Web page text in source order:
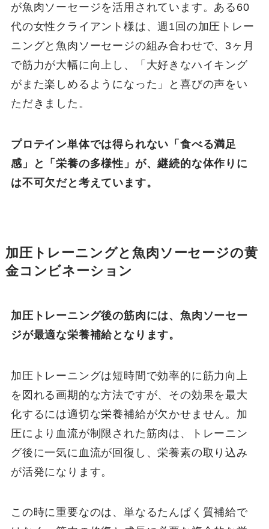
が魚肉ソーセージを活用されています。ある60
代の女性クライアント様は、週1回の加圧トレー
ニングと魚肉ソーセージの組み合わせで、3ヶ月
で筋力が大幅に向上し、「大好きなハイキング
がまた楽しめるようになった」と喜びの声をい
ただきました。
プロテイン単体では得られない「食べる満足
感」と「栄養の多様性」が、継続的な体作りに
は不可欠だと考えています。
加圧トレーニングと魚肉ソーセージの黄
金コンビネーション
加圧トレーニング後の筋肉には、魚肉ソーセー
ジが最適な栄養補給となります。
加圧トレーニングは短時間で効率的に筋力向上
を図れる画期的な方法ですが、その効果を最大
化するには適切な栄養補給が欠かせません。加
圧により血流が制限された筋肉は、トレーニン
グ後に一気に血流が回復し、栄養素の取り込み
が活発になります。
この時に重要なのは、単なるたんぱく質補給で